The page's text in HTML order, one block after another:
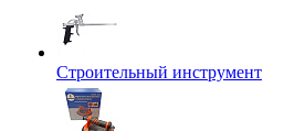
Строительный инструмент